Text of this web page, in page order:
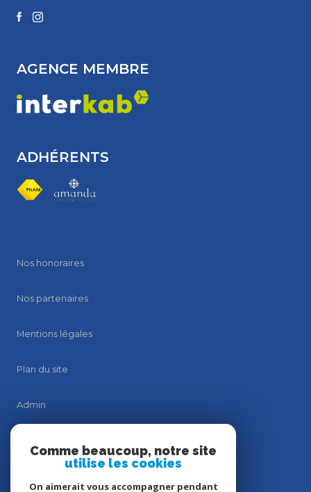
AGENCE MEMBRE
ADHÉRENTS
Nos honoraires
Nos partenaires
Mentions légales
Plan du site
Admin
Comme beaucoup, notre site
utilise les cookies
On aimerait vous accompagner pendant